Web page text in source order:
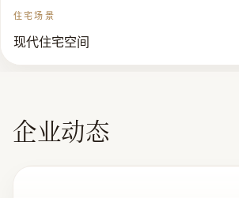
为了改善和提高人类的生活品质和质量
斗！ 公司网址：www.86601666.com
住宅场景
现代住宅空间
企业动态